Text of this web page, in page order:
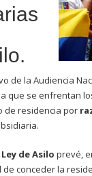
de la Audiencia
que se enfrentan
de residencia por
Ley de Asilo prevé,
conceder la